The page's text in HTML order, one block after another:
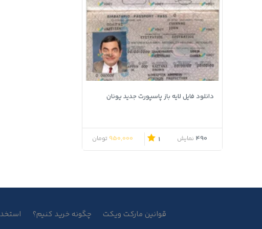
دانلود فایل لایه باز پاسپورت جدید یونان
490 نمایش 1
950,000تومان
قوانین مارکت ویکت چگونه خرید کنیم؟